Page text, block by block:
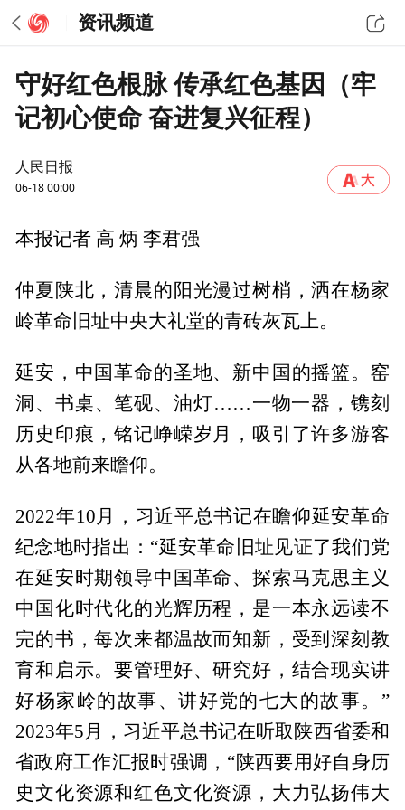
资讯频道
守好红色根脉 传承红色基因（牢
记初心使命 奋进复兴征程）
人民日报
06-18 00:00
本报记者 高 炳 李君强
仲夏陕北，清晨的阳光漫过树梢，洒在杨家
岭革命旧址中央大礼堂的青砖灰瓦上。
延安，中国革命的圣地、新中国的摇篮。窑
洞、书桌、笔砚、油灯……一物一器，镌刻
历史印痕，铭记峥嵘岁月，吸引了许多游客
从各地前来瞻仰。
2022年10月，习近平总书记在瞻仰延安革命
纪念地时指出：“延安革命旧址见证了我们党
在延安时期领导中国革命、探索马克思主义
中国化时代化的光辉历程，是一本永远读不
完的书，每次来都温故而知新，受到深刻教
育和启示。要管理好、研究好，结合现实讲
好杨家岭的故事、讲好党的七大的故事。”
2023年5月，习近平总书记在听取陕西省委和
省政府工作汇报时强调，“陕西要用好自身历
史文化资源和红色文化资源，大力弘扬伟大